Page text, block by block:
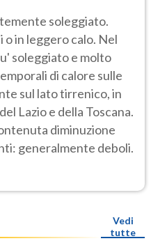
soleggiato.
in leggero calo. Nel
soleggiato e molto
di calore sulle
sul lato tirrenico, in
Lazio e della Toscana.
diminuzione
generalmente deboli.
Vedi
tutte